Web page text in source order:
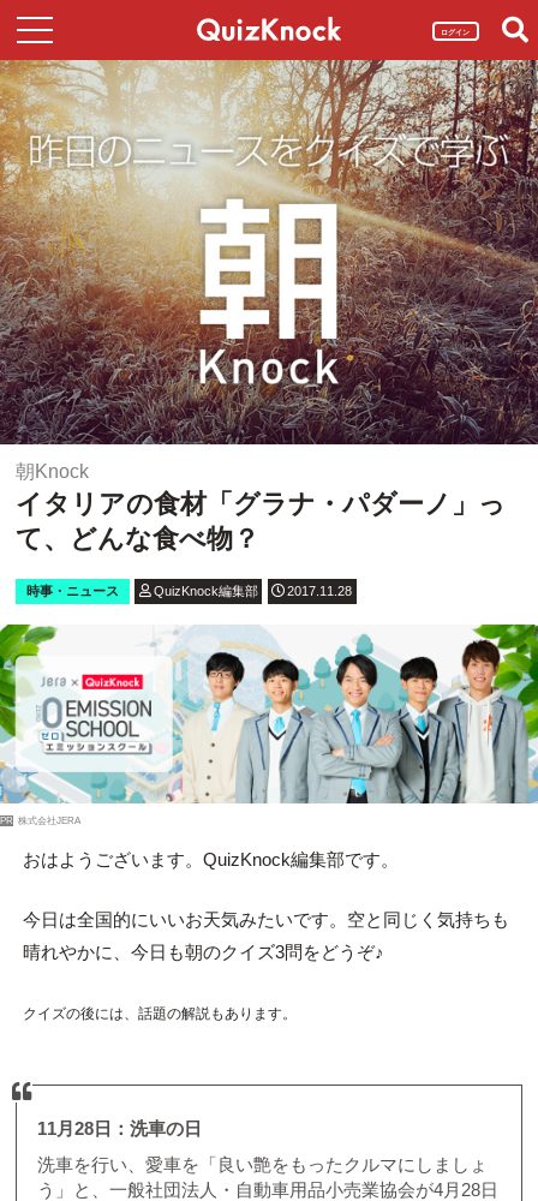
ログイン
朝Knock
イタリアの食材「グラナ・パダーノ」っ
て、どんな食べ物？
時事・ニュース QuizKnock編集部 2017.11.28
PR 株式会社JERA
おはようございます。QuizKnock編集部です。
今日は全国的にいいお天気みたいです。空と同じく気持ちも
晴れやかに、今日も朝のクイズ3問をどうぞ♪
クイズの後には、話題の解説もあります。
11月28日：洗車の日
洗車を行い、愛車を「良い艶をもったクルマにしましょ
う」と、一般社団法人・自動車用品小売業協会が4月28日